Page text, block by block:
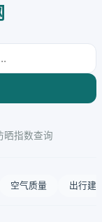
晒指数查询
空气质量 出行建